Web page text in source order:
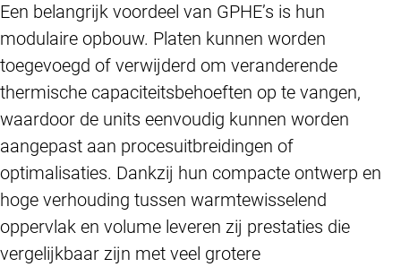
Een belangrijk voordeel van GPHE’s is hun
modulaire opbouw. Platen kunnen worden
toegevoegd of verwijderd om veranderende
thermische capaciteitsbehoeften op te vangen,
waardoor de units eenvoudig kunnen worden
aangepast aan procesuitbreidingen of
optimalisaties. Dankzij hun compacte ontwerp en
hoge verhouding tussen warmtewisselend
oppervlak en volume leveren zij prestaties die
vergelijkbaar zijn met veel grotere